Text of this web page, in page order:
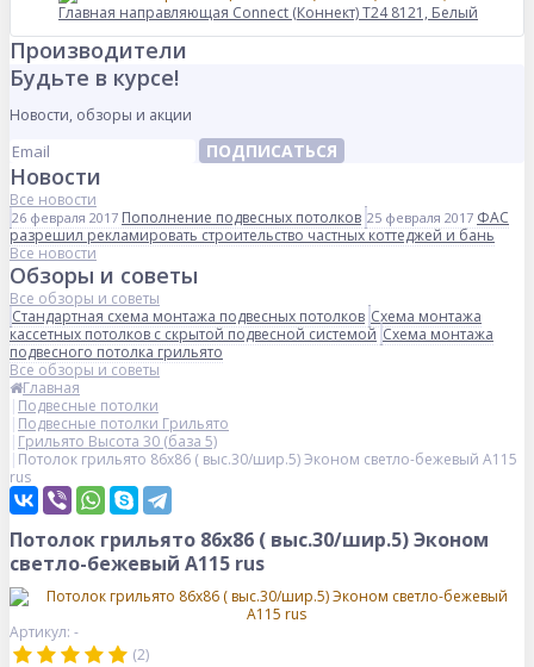
Главная направляющая Connect (Коннект) T24 8121, Белый
Производители
Будьте в курсе!
Новости, обзоры и акции
ПОДПИСАТЬСЯ
Новости
Все новости
26 февраля 2017 Пополнение подвесных потолков 25 февраля 2017 ФАС
разрешил рекламировать строительство частных коттеджей и бань
Все новости
Обзоры и советы
Все обзоры и советы
Стандартная схема монтажа подвесных потолков Схема монтажа
кассетных потолков с скрытой подвесной системой Схема монтажа
подвесного потолка грильято
Все обзоры и советы
Главная
Подвесные потолки
Подвесные потолки Грильято
Грильято Высота 30 (база 5)
Потолок грильято 86х86 ( выс.30/шир.5) Эконом светло-бежевый А115
rus
Потолок грильято 86х86 ( выс.30/шир.5) Эконом
светло-бежевый А115 rus
Артикул: -
(2)